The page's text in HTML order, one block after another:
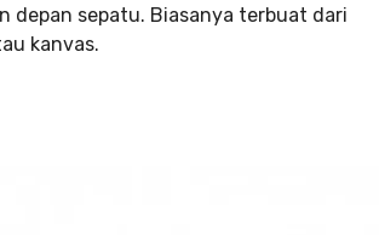
depan sepatu. Biasanya terbuat dari
kanvas.